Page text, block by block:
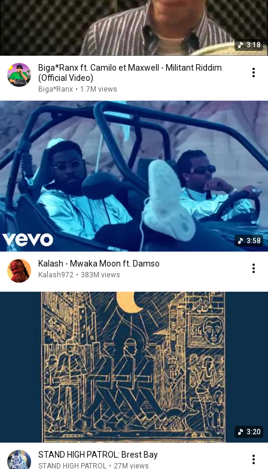
3:18
Biga*Ranx ft. Camilo et Maxwell - Militant Riddim
(Official Video)
Biga*Ranx • 1.7M views
3:58
Kalash - Mwaka Moon ft. Damso
Kalash972 • 383M views
3:20
STAND HIGH PATROL: Brest Bay
STAND HIGH PATROL • 27M views